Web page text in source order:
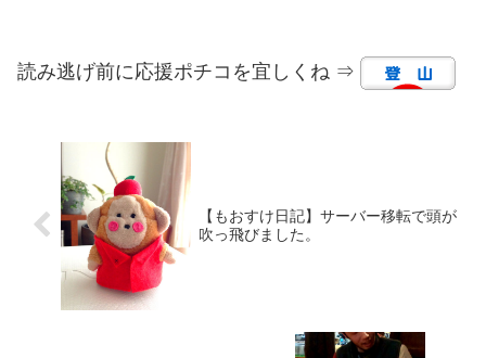
読み逃げ前に応援ポチコを宜しくね ⇒
【もおすけ日記】サーバー移転で頭が
吹っ飛びました。